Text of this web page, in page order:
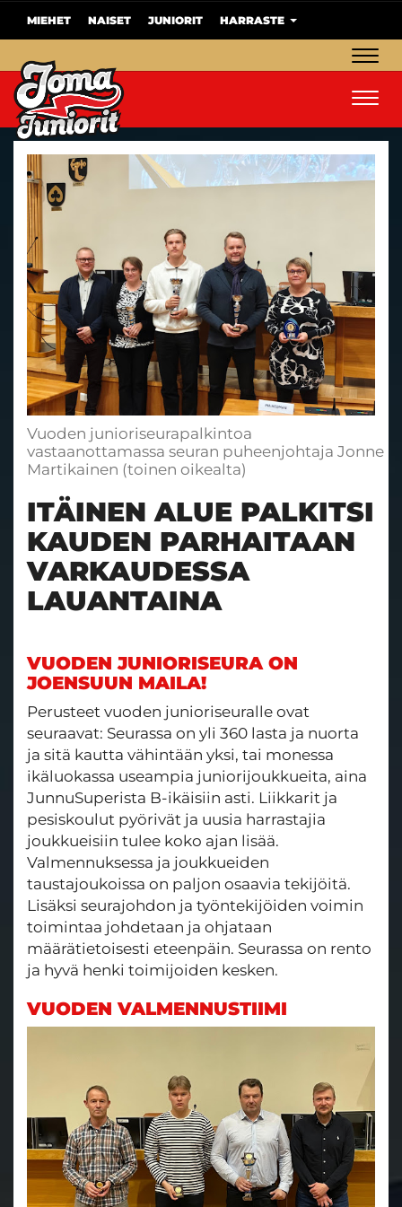
MIEHET NAISET JUNIORIT HARRASTE
Vuoden junioriseurapalkintoa
vastaanottamassa seuran puheenjohtaja Jonne
Martikainen (toinen oikealta)
ITÄINEN ALUE PALKITSI
KAUDEN PARHAITAAN
VARKAUDESSA
LAUANTAINA
VUODEN JUNIORISEURA ON
JOENSUUN MAILA!
Perusteet vuoden junioriseuralle ovat
seuraavat: Seurassa on yli 360 lasta ja nuorta
ja sitä kautta vähintään yksi, tai monessa
ikäluokassa useampia juniorijoukkueita, aina
JunnuSuperista B-ikäisiin asti. Liikkarit ja
pesiskoulut pyörivät ja uusia harrastajia
joukkueisiin tulee koko ajan lisää.
Valmennuksessa ja joukkueiden
taustajoukoissa on paljon osaavia tekijöitä.
Lisäksi seurajohdon ja työntekijöiden voimin
toimintaa johdetaan ja ohjataan
määrätietoisesti eteenpäin. Seurassa on rento
ja hyvä henki toimijoiden kesken.
VUODEN VALMENNUSTIIMI